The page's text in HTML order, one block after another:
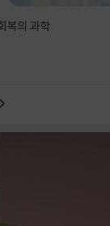
복의 과학